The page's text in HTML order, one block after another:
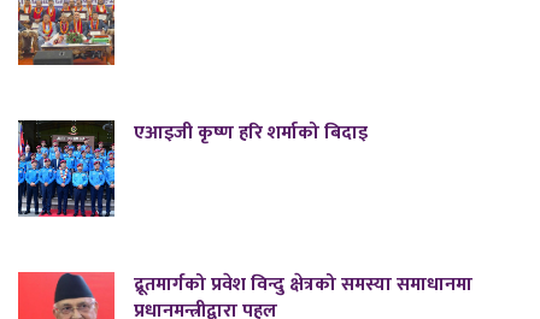
एआइजी कृष्ण हरि शर्माको बिदाइ
द्रूतमार्गको प्रवेश विन्दु क्षेत्रको समस्या समाधानमा
प्रधानमन्त्रीद्वारा पहल